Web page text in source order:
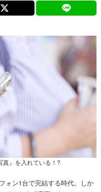
真』を入れている！?
ォン1台で完結する時代。しか